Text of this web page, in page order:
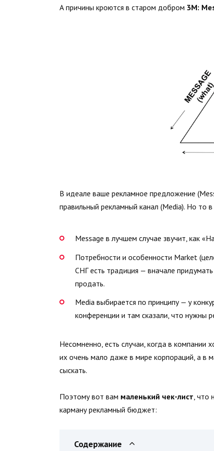
А причины кроются в старом добром 3М:
В идеале ваше рекламное предложение
правильный рекламный канал (Media). Но то
Message в лучшем случае звучит, как
Потребности и особенности Market
СНГ есть традиция — вначале
продать.
Media выбирается по принципу — у
конференции и там сказали, что нужны
Несомненно, есть случаи, когда в
их очень мало даже в мире корпораций, а в
сыскать.
Поэтому вот вам маленький чек-лист ,
карману рекламный бюджет:
Содержание